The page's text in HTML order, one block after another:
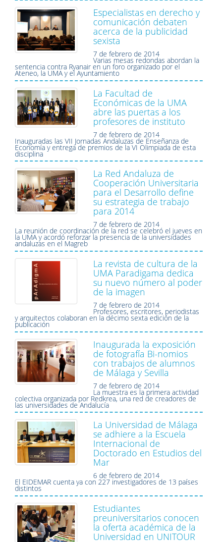
Especialistas en derecho y
comunicación debaten
acerca de la publicidad
sexista
7 de febrero de 2014
Varias mesas redondas abordan la
sentencia contra Ryanair en un foro organizado por el
Ateneo, la UMA y el Ayuntamiento
La Facultad de
Económicas de la UMA
abre las puertas a los
profesores de instituto
7 de febrero de 2014
Inauguradas las VII Jornadas Andaluzas de Enseñanza de
Economía y entrega de premios de la VI Olimpiada de esta
disciplina
La Red Andaluza de
Cooperación Universitaria
para el Desarrollo define
su estrategia de trabajo
para 2014
7 de febrero de 2014
La reunión de coordinación de la red se celebró el jueves en
la UMA y acordó reforzar la presencia de la universidades
andaluzas en el Magreb
La revista de cultura de la
UMA Paradigama dedica
su nuevo número al poder
de la imagen
7 de febrero de 2014
Profesores, escritores, periodistas
y arquitectos colaboran en la décimo sexta edición de la
publicación
Inaugurada la exposición
de fotografía Bi-nomios
con trabajos de alumnos
de Málaga y Sevilla
7 de febrero de 2014
La muestra es la primera actividad
colectiva organizada por Redkrea, una red de creadores de
las universidades de Andalucía
La Universidad de Málaga
se adhiere a la Escuela
Internacional de
Doctorado en Estudios del
Mar
6 de febrero de 2014
El EIDEMAR cuenta ya con 227 investigadores de 13 países
distintos
Estudiantes
preuniversitarios conocen
la oferta académica de la
Universidad en UNITOUR